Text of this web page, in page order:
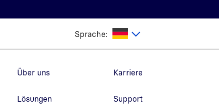
Sprache:
Über uns
Lösungen
Karriere
Support